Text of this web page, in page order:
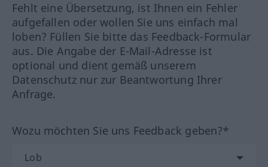
Fehlt eine Übersetzung, ist Ihnen ein Fehler
aufgefallen oder wollen Sie uns einfach mal
loben? Füllen Sie bitte das Feedback-Formular
aus. Die Angabe der E-Mail-Adresse ist
optional und dient gemäß unserem
Datenschutz nur zur Beantwortung Ihrer
Anfrage.
Wozu möchten Sie uns Feedback geben?*